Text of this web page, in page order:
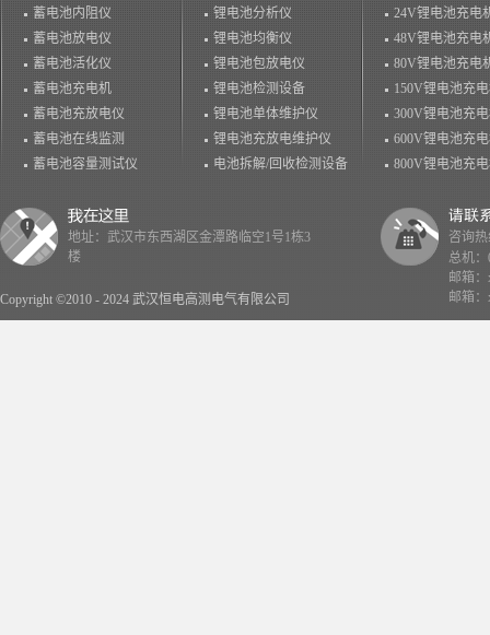
蓄电池内阻仪
蓄电池放电仪
蓄电池活化仪
蓄电池充电机
蓄电池充放电仪
蓄电池在线监测
蓄电池容量测试仪
锂电池分析仪
锂电池均衡仪
锂电池包放电仪
锂电池检测设备
锂电池单体维护仪
锂电池充放电维护仪
电池拆解/回收检测设备
24V锂电池充电
48V锂电池充电
80V锂电池充电
150V锂电池充
300V锂电池充
600V锂电池充
800V锂电池充
Copyright ©2010 - 2024 武汉恒电高测电气有限公司
地址：武汉市东西湖区金潭路临空1号1栋3
楼
咨询热
总机：
邮箱
邮箱